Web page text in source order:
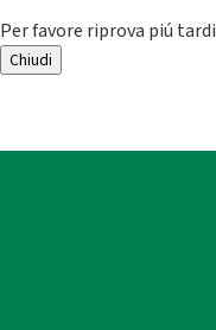
Per favore riprova piú tardi
Chiudi